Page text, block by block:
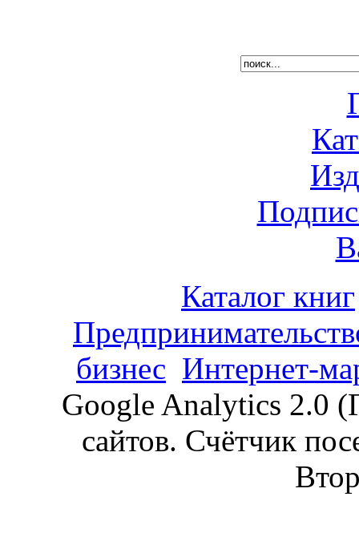
Каталог книг
бизнес Интернет-
Google Analytics 2.0
сайтов. Счётчик